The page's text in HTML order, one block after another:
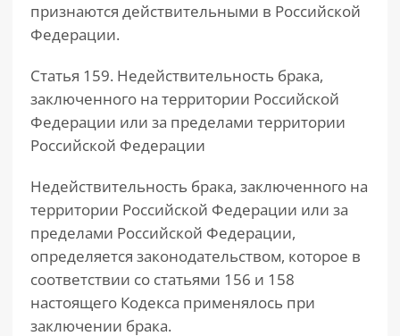
признаются действительными в Российской
Федерации.
Статья 159. Недействительность брака,
заключенного на территории Российской
Федерации или за пределами территории
Российской Федерации
Недействительность брака, заключенного на
территории Российской Федерации или за
пределами Российской Федерации,
определяется законодательством, которое в
соответствии со статьями 156 и 158
настоящего Кодекса применялось при
заключении брака.